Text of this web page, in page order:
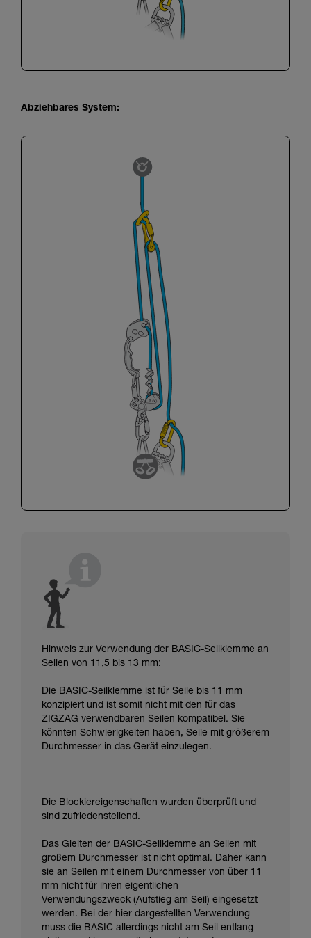
Abziehbares System:
Hinweis zur Verwendung der BASIC-Seilklemme an
Seilen von 11,5 bis 13 mm:
Die BASIC-Seilklemme ist für Seile bis 11 mm
konzipiert und ist somit nicht mit den für das
ZIGZAG verwendbaren Seilen kompatibel. Sie
könnten Schwierigkeiten haben, Seile mit größerem
Durchmesser in das Gerät einzulegen.
Die Blockiereigenschaften wurden überprüft und
sind zufriedenstellend.
Das Gleiten der BASIC-Seilklemme an Seilen mit
großem Durchmesser ist nicht optimal. Daher kann
sie an Seilen mit einem Durchmesser von über 11
mm nicht für ihren eigentlichen
Verwendungszweck (Aufstieg am Seil) eingesetzt
werden. Bei der hier dargestellten Verwendung
muss die BASIC allerdings nicht am Seil entlang